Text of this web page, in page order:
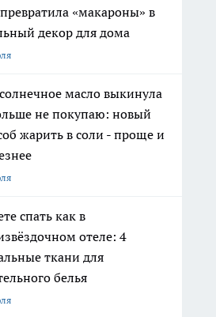
«макароны» в
декор для дома
масло выкинула
не покупаю: новый
жарить в соли - проще и
спать как в
отеле: 4
ткани для
белья